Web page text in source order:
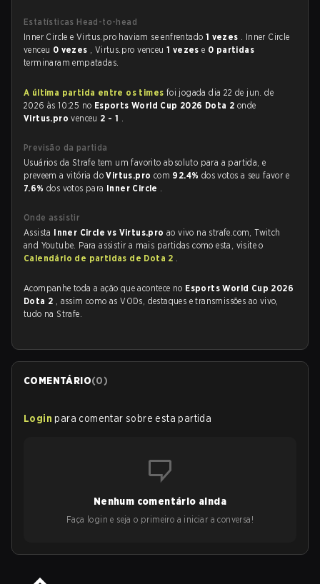
Estatísticas Head-to-head
Inner Circle e Virtus.pro haviam se enfrentado 1 vezes . Inner Circle
venceu 0 vezes , Virtus.pro venceu1 vezese 0 partidas
terminaram empatadas.
A última partida entre os times foi jogada dia 22 de jun. de
2026 às 10:25 no Esports World Cup 2026 Dota 2 onde
Virtus.provenceu 2 - 1 .
Previsão da partida
Usuários da Strafe tem um favorito absoluto para a partida, e
preveem a vitória doVirtus.pro com 92.4% dos votos a seu favor e
7.6% dos votos para Inner Circle .
Onde assistir
Assista Inner Circle vs Virtus.proao vivo na strafe.com, Twitch
and Youtube. Para assistir a mais partidas como esta, visite o
Calendário de partidas de Dota 2 .
Acompanhe toda a ação que acontece no Esports World Cup 2026
Dota 2 , assim como as VODs, destaques e transmissões ao vivo,
tudo na Strafe.
COMENTÁRIO(0)
Login para comentar sobre esta partida
Nenhum comentário ainda
Faça login e seja o primeiro a iniciar a conversa!